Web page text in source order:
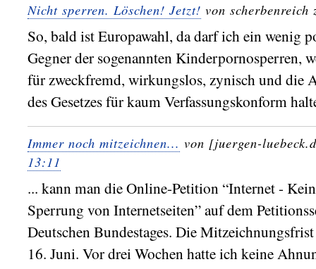
Nicht sperren. Löschen! Jetzt! von scherbenreich
So, bald ist Europawahl, da darf ich ein wenig
Gegner der sogenannten Kinderpornosperren,
für zweckfremd, wirkungslos, zynisch und die
des Gesetzes für kaum Verfassungskonform
Immer noch mitzeichnen... von [juergen-
13:11
... kann man die Online-Petition “Internet -
Sperrung von Internetseiten” auf dem
Deutschen Bundestages. Die
16. Juni. Vor drei Wochen hatte ich keine